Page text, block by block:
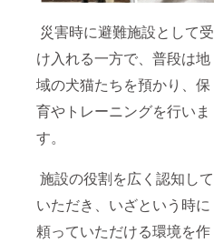
災害時に避難施設として受
け入れる一方で、普段は地
域の犬猫たちを預かり、保
育やトレーニングを行いま
す。
施設の役割を広く認知して
いただき、いざという時に
頼っていただける環境を作